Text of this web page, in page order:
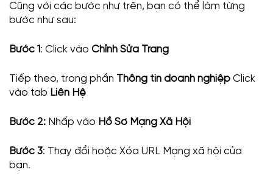
Cũng với các bước như trên, bạn có thể làm từng
bước như sau:
Bước 1: Click vào Chỉnh Sửa Trang
Tiếp theo, trong phần Thông tin doanh nghiệp Click
vào tab Liên Hệ
Bước 2: Nhấp vào Hồ Sơ Mạng Xã Hội
Bước 3: Thay đổi hoặc Xóa URL Mạng xã hội của
bạn.